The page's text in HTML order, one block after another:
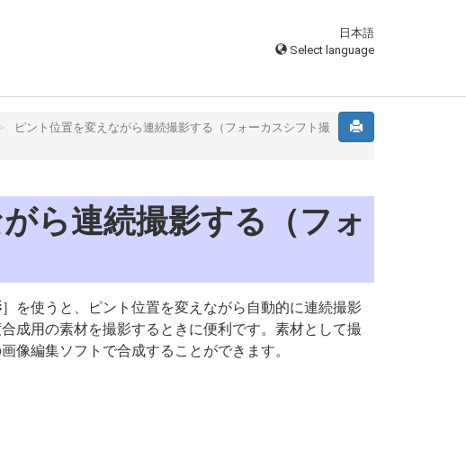
日本語
Select language
ピント位置を変えながら連続撮影する（フォーカスシフト撮
ら連続撮影する（フォ
］を使うと、ピント位置を変えながら自動的に連続撮影
成用の素材を撮影するときに便利です。素材として撮
像編集ソフトで合成することができます。